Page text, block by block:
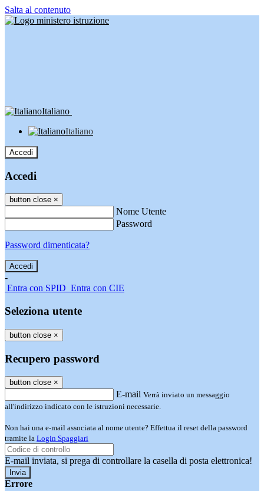
Salta al contenuto
Italiano
Italiano
Accedi
Accedi
button close ×
Nome Utente
Password
Password dimenticata?
-
Entra con SPID Entra con CIE
Seleziona utente
button close ×
Recupero password
button close ×
E-mail Verrà inviato un messaggio
all'indirizzo indicato con le istruzioni necessarie.
Non hai una e-mail associata al nome utente? Effettua il reset della password
tramite la Login Spaggiari
E-mail inviata, si prega di controllare la casella di posta elettronica!
Errore